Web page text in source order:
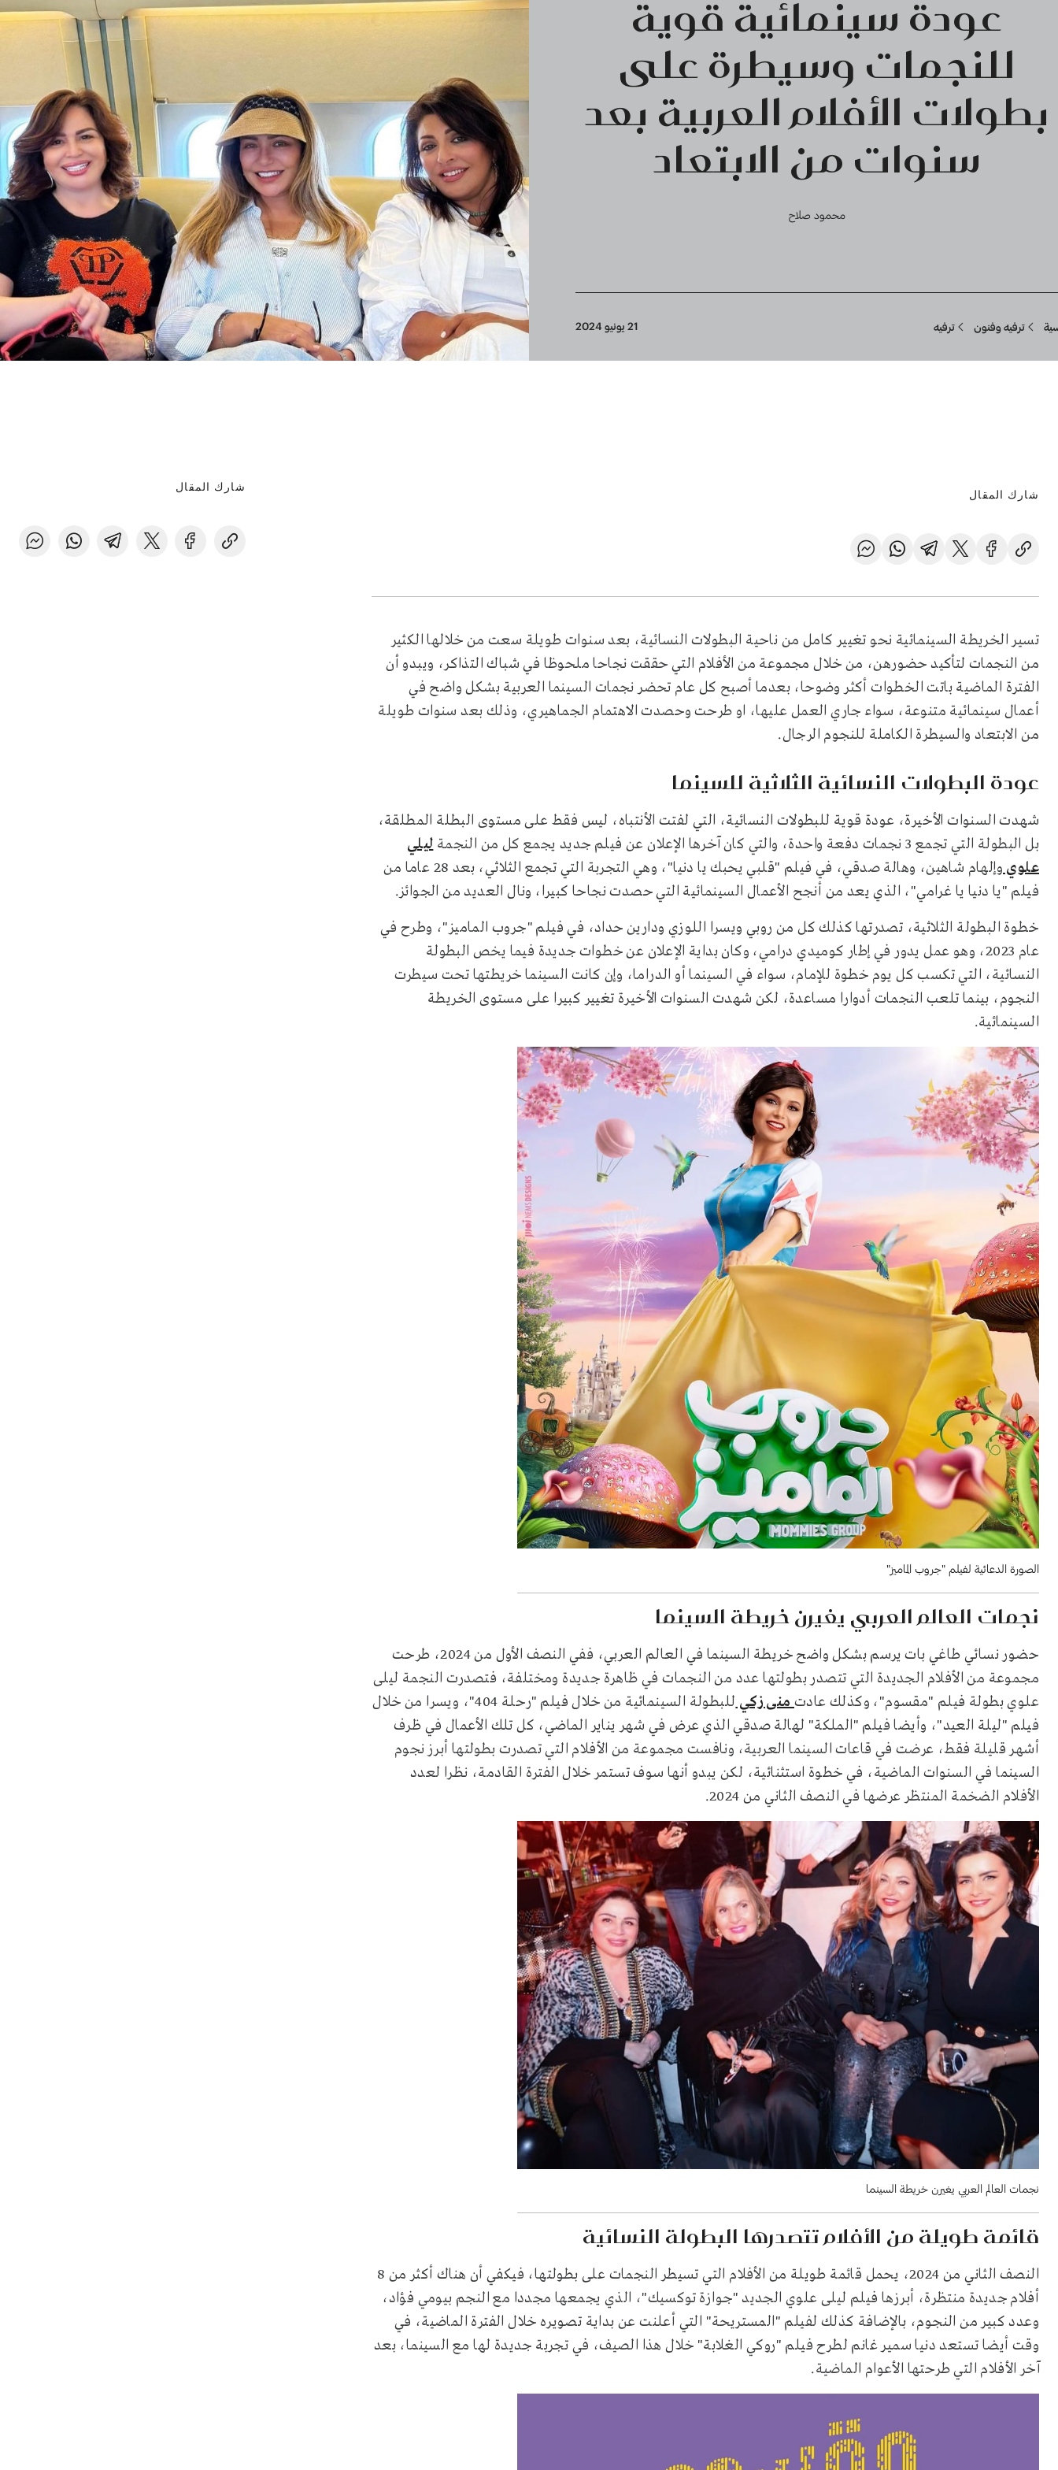
عودة سينمائية قوية
للنجمات وسيطرة على
بطولات الأفلام العربية بعد
سنوات من الابتعاد
محمود صلاح
ترفيه وفنون ترفيه 21 يونيو 2024
شارك المقال
تسير الخريطة السينمائية نحو تغيير كامل من ناحية البطولات النسائية، بعد سنوات طويلة سعت من خلالها الكثير
من النجمات لتأكيد حضورهن، من خلال مجموعة من الأفلام التي حققت نجاحا ملحوظا في شباك التذاكر، ويبدو أن
الفترة الماضية باتت الخطوات أكثر وضوحا، بعدما أصبح كل عام تحضر نجمات السينما العربية بشكل واضح في
أعمال سينمائية متنوعة، سواء جاري العمل عليها، او طرحت وحصدت الاهتمام الجماهيري، وذلك بعد سنوات طويلة
من الابتعاد والسيطرة الكاملة للنجوم الرجال.
عودة البطولات النسائية الثلاثية للسينما
شهدت السنوات الأخيرة، عودة قوية للبطولات النسائية، التي لفتت الأنتباه، ليس فقط على مستوى البطلة المطلقة،
بل البطولة التي تجمع 3 نجمات دفعة واحدة، والتي كان آخرها الإعلان عن فيلم جديد يجمع كل من النجمة
ليلي
علوي
وإلهام شاهين، وهالة صدقي، في فيلم "قلبي يحبك يا دنيا"، وهي التجربة التي تجمع الثلاثي، بعد 28 عاما من
فيلم "يا دنيا يا غرامي"، الذي يعد من أنجح الأعمال السينمائية التي حصدت نجاحا كبيرا، ونال العديد من الجوائز.
خطوة البطولة الثلاثية، تصدرتها كذلك كل من روبي ويسرا اللوزي ودارين حداد، في فيلم "جروب الماميز"، وطرح في
عام 2023، وهو عمل يدور في إطار كوميدي درامي، وكان بداية الإعلان عن خطوات جديدة فيما يخص البطولة
النسائية، التي تكسب كل يوم خطوة للإمام، سواء في السينما أو الدراما، وإن كانت السينما خريطتها تحت سيطرت
النجوم، بينما تلعب النجمات أدوارا مساعدة، لكن شهدت السنوات الأخيرة تغيير كبيرا على مستوى الخريطة
السينمائية.
الصورة الدعائية لفيلم "جروب الماميز"
نجمات العالم العربي يغيرن خريطة السينما
حضور نسائي طاغي بات يرسم بشكل واضح خريطة السينما في العالم العربي، ففي النصف الأول من 2024، طرحت
مجموعة من الأفلام الجديدة التي تتصدر بطولتها عدد من النجمات في ظاهرة جديدة ومختلفة، فتصدرت النجمة ليلى
علوي بطولة فيلم "مقسوم"، وكذلك عادتمنى زكي
للبطولة السينمائية من خلال فيلم "رحلة 404"، ويسرا من خلال
فيلم "ليلة العيد"، وأيضا فيلم "الملكة" لهالة صدقي الذي عرض في شهر يناير الماضي، كل تلك الأعمال في ظرف
أشهر قليلة فقط، عرضت في قاعات السينما العربية، ونافست مجموعة من الأفلام التي تصدرت بطولتها أبرز نجوم
السينما في السنوات الماضية، في خطوة استثنائية، لكن يبدو أنها سوف تستمر خلال الفترة القادمة، نظرا لعدد
الأفلام الضخمة المنتظر عرضها في النصف الثاني من 2024.
نجمات العالم العربي يغيرن خريطة السينما
قائمة طويلة من الأفلام تتصدرها البطولة النسائية
النصف الثاني من 2024، يحمل قائمة طويلة من الأفلام التي تسيطر النجمات على بطولتها، فيكفي أن هناك أكثر من 8
أفلام جديدة منتظرة، أبرزها فيلم ليلى علوي الجديد "جوازة توكسيك"، الذي يجمعها مجددا مع النجم بيومي فؤاد،
وعدد كبير من النجوم، بالإضافة كذلك لفيلم "المستريحة" التي أعلنت عن بداية تصويره خلال الفترة الماضية، في
وقت أيضا تستعد دنيا سمير غانم لطرح فيلم "روكي الغلابة" خلال هذا الصيف، في تجربة جديدة لها مع السينما، بعد
آخر الأفلام التي طرحتها الأعوام الماضية.
شارك المقال